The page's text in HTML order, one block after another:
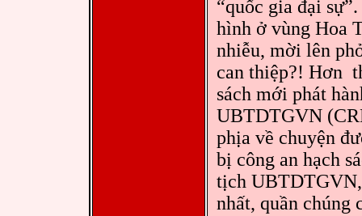
“quốc gia đại
hình ở vùng Hoa
nhiễu, mời lên
can thiệp?! Hơn
sách mới phát
UBTDTGVN
phịa về chuyện
bị công an hạch
tịch
nhất, quần chúng